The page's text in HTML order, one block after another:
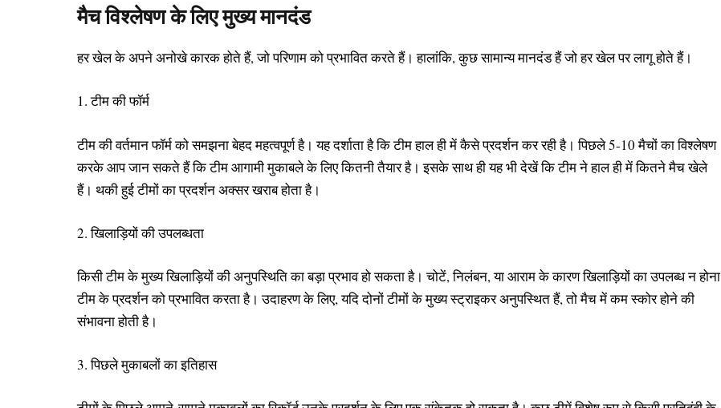
मैच विश्लेषण के लिए मुख्य मानदंड
हर खेल के अपने अनोखे कारक होते हैं, जो परिणाम को प्रभावित करते हैं। हालांकि, कुछ सामान्य मानदंड हैं जो हर खेल पर लागू होते हैं।
1. टीम की फॉर्म
टीम की वर्तमान फॉर्म को समझना बेहद महत्वपूर्ण है। यह दर्शाता है कि टीम हाल ही में कैसे प्रदर्शन कर रही है। पिछले 5-10 मैचों का विश्लेषण
करके आप जान सकते हैं कि टीम आगामी मुकाबले के लिए कितनी तैयार है। इसके साथ ही यह भी देखें कि टीम ने हाल ही में कितने मैच खेले
हैं। थकी हुई टीमों का प्रदर्शन अक्सर खराब होता है।
2. खिलाड़ियों की उपलब्धता
किसी टीम के मुख्य खिलाड़ियों की अनुपस्थिति का बड़ा प्रभाव हो सकता है। चोटें, निलंबन, या आराम के कारण खिलाड़ियों का उपलब्ध न होना
टीम के प्रदर्शन को प्रभावित करता है। उदाहरण के लिए, यदि दोनों टीमों के मुख्य स्ट्राइकर अनुपस्थित हैं, तो मैच में कम स्कोर होने की
संभावना होती है।
3. पिछले मुकाबलों का इतिहास